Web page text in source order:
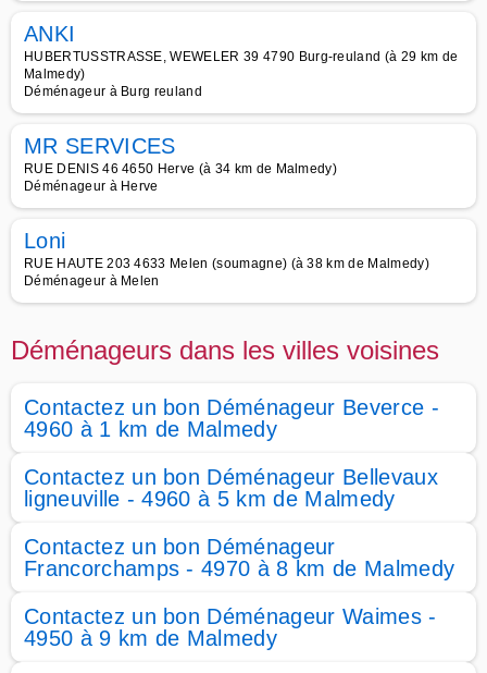
ANKI
HUBERTUSSTRASSE, WEWELER 39 4790 Burg-reuland (à 29 km de
Malmedy)
Déménageur à Burg reuland
MR SERVICES
RUE DENIS 46 4650 Herve (à 34 km de Malmedy)
Déménageur à Herve
Loni
RUE HAUTE 203 4633 Melen (soumagne) (à 38 km de Malmedy)
Déménageur à Melen
Déménageurs dans les villes voisines
Contactez un bon Déménageur Beverce -
4960 à 1 km de Malmedy
Contactez un bon Déménageur Bellevaux
ligneuville - 4960 à 5 km de Malmedy
Contactez un bon Déménageur
Francorchamps - 4970 à 8 km de Malmedy
Contactez un bon Déménageur Waimes -
4950 à 9 km de Malmedy